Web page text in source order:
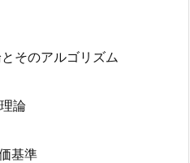
そのアルゴリズム
論
基準